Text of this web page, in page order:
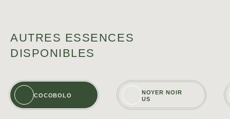
AUTRES ESSENCES
DISPONIBLES
COCOBOLO
NOYER NOIR
US